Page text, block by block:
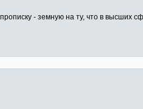
- земную на ту, что в высших